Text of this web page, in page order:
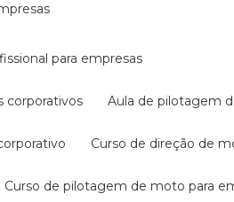
para empresas
corporativos aula de pilotagem
curso de direção de
curso de pilotagem de moto para